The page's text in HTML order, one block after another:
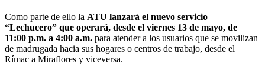
Como parte de ello la ATU lanzará el nuevo servicio
“Lechucero” que operará, desde el viernes 13 de mayo, de
11:00 p.m. a 4:00 a.m. para atender a los usuarios que se movilizan
de madrugada hacia sus hogares o centros de trabajo, desde el
Rímac a Miraflores y viceversa.